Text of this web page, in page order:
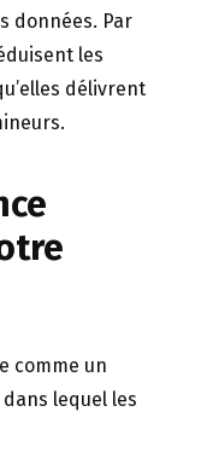
données. Par
les
délivrent
comme un
lequel les